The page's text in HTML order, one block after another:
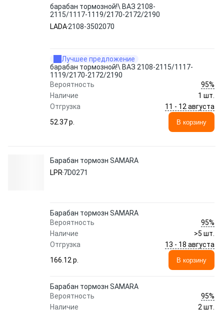
барабан тормозной!\ ВАЗ 2108-
2115/1117-1119/2170-2172/2190
LADA2108-3502070
Лучшее предложение
барабан тормозной!\ ВАЗ 2108-2115/1117-
1119/2170-2172/2190
Вероятность
95%
Наличие
1 шт.
Отгрузка
11 - 12 августа
52.37 p.
В корзину
Барабан тормозн SAMARA
LPR 7D0271
Барабан тормозн SAMARA
Вероятность
95%
Наличие
>5 шт.
Отгрузка
13 - 18 августа
166.12 p.
В корзину
Барабан тормозн SAMARA
Вероятность
95%
Наличие
2 шт.